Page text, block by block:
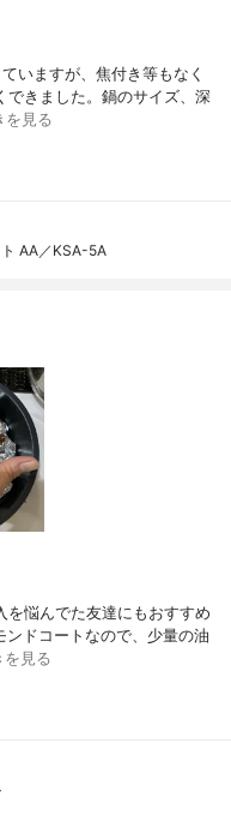
いますが、焦付き等もなく
できました。鍋のサイズ、深
を見る
AA／KSA-5A
を悩んでた友達にもおすすめ
ドコートなので、少量の油
を見る